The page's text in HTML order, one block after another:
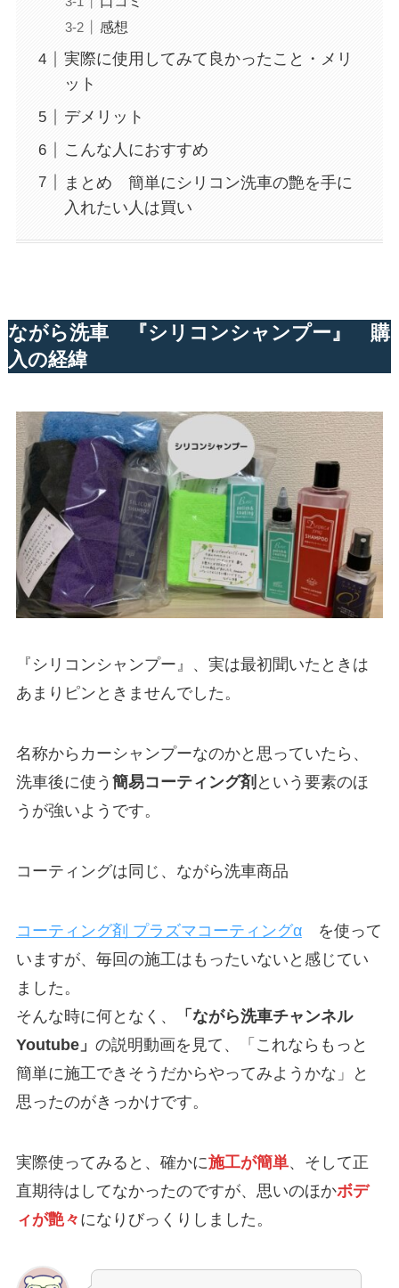
感想
実際に使用してみて良かったこと・メリ
ット
デメリット
こんな人におすすめ
まとめ 簡単にシリコン洗車の艶を手に
入れたい人は買い
ながら洗車 『シリコンシャンプー』 購
入の経緯
『シリコンシャンプー』、実は最初聞いたときは
あまりピンときませんでした。
名称からカーシャンプーなのかと思っていたら、
洗車後に使う 簡易コーティング剤 という要素のほ
うが強いようです。
コーティングは同じ、ながら洗車商品
コーティング剤 プラズマコーティングαを使って
いますが、毎回の施工はもったいないと感じてい
ました。
そんな時に何となく、
「ながら洗車チャンネル
Youtube」 の説明動画を見て、「これならもっと
簡単に施工できそうだからやってみようかな」と
思ったのがきっかけです。
実際使ってみると、確かに施工が簡単、そして正
直期待はしてなかったのですが、思いのほかボデ
ィが艶々 になりびっくりしました。